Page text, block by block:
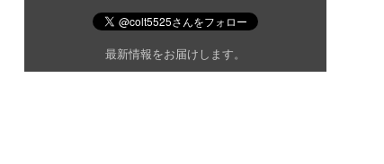
最新情報をお届けします。